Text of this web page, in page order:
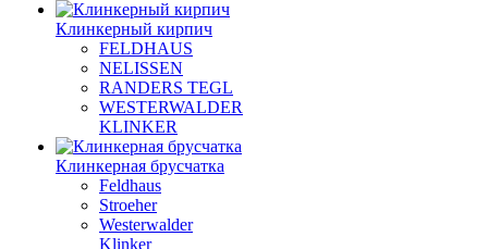
Клинкерный кирпич
FELDHAUS
NELISSEN
RANDERS TEGL
WESTERWALDER
KLINKER
Клинкерная брусчатка
Feldhaus
Stroeher
Westerwalder
Klinker